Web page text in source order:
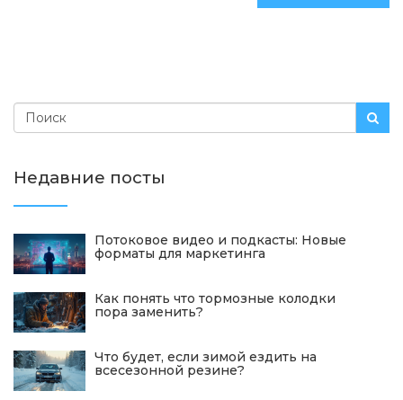
Недавние посты
Потоковое видео и подкасты: Новые
форматы для маркетинга
Как понять что тормозные колодки
пора заменить?
Что будет, если зимой ездить на
всесезонной резине?